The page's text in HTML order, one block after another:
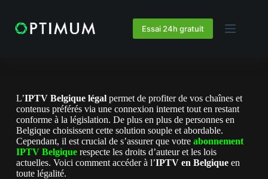
Essai 24h gratuit
L’IPTV Belgique légalpermet de profiter de vos chaînes et
contenus préférés via une connexion internet tout en restant
conforme à la législation. De plus en plus de personnes en
Belgique choisissent cette solution souple et abordable.
Cependant, il est crucial de s’assurer que votre abonnement
IPTV Belgiquerespecte les droits d’auteur et les lois
actuelles. Voici comment accéder à l’IPTV en Belgiqueen
toute légalité.